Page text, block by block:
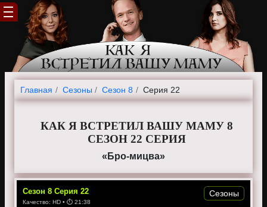
Главная Cезоны Сезон 8 Серия 22
КАК Я ВСТРЕТИЛ ВАШУ МАМУ 8
СЕЗОН 22 СЕРИЯ
«Бро-мицва»
Сезон 8 Серия 22
Качество: HD • ⏱ 21:38
Сезоны